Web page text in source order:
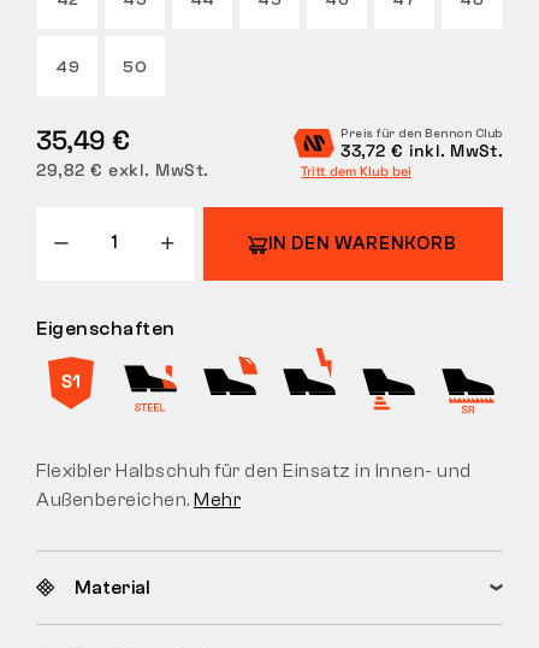
49 50
35,49 €
29,82 € exkl. MwSt.
Preis für den Bennon Club
33,72 € inkl. MwSt.
Tritt dem Klub bei
IN DEN WARENKORB
Eigenschaften
Flexibler Halbschuh für den Einsatz in Innen- und
Außenbereichen. Mehr
Material